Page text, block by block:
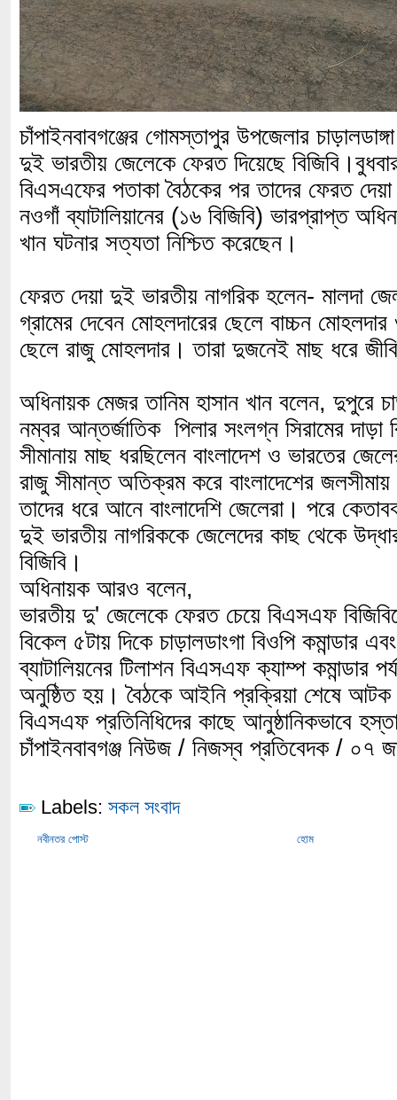
চাঁপাইনবাবগঞ্জের গোমস্তাপুর উপজেলার
দুই ভারতীয় জেলেকে ফেরত দিয়েছে
বিএসএফের পতাকা বৈঠকের পর তাদের ফেরত
নওগাঁ ব্যাটালিয়ানের (১৬ বিজিবি) ভারপ্রাপ্ত
খান ঘটনার সত্যতা নিশ্চিত করেছেন।
ফেরত দেয়া দুই ভারতীয় নাগরিক হলেন- মালদা
গ্রামের দেবেন মোহলদারের ছেলে বাচ্চন
ছেলে রাজু মোহলদার। তারা দুজনেই মাছ ধরে
অধিনায়ক মেজর তানিম হাসান খান বলেন, দুপুরে
নম্বর আন্তর্জাতিক পিলার সংলগ্ন সিরামের দাড়া
সীমানায় মাছ ধরছিলেন বাংলাদেশ ও ভারতের
রাজু সীমান্ত অতিক্রম করে বাংলাদেশের
তাদের ধরে আনে বাংলাদেশি জেলেরা। পরে
দুই ভারতীয় নাগরিককে জেলেদের কাছ থেকে
বিজিবি।
অধিনায়ক আরও বলেন,
ভারতীয় দু' জেলেকে ফেরত চেয়ে বিএসএফ
বিকেল ৫টায় দিকে চাড়ালডাংগা বিওপি কমান্ডার
ব্যাটালিয়নের টিলাশন বিএসএফ ক্যাম্প কমান্ডার
অনুষ্ঠিত হয়। বৈঠকে আইনি প্রক্রিয়া শেষে আটক
বিএসএফ প্রতিনিধিদের কাছে আনুষ্ঠানিকভাবে
চাঁপাইনবাবগঞ্জ নিউজ / নিজস্ব প্রতিবেদক / ০৭
Labels: সকল সংবাদ
নবীনতর পোস্ট হোম